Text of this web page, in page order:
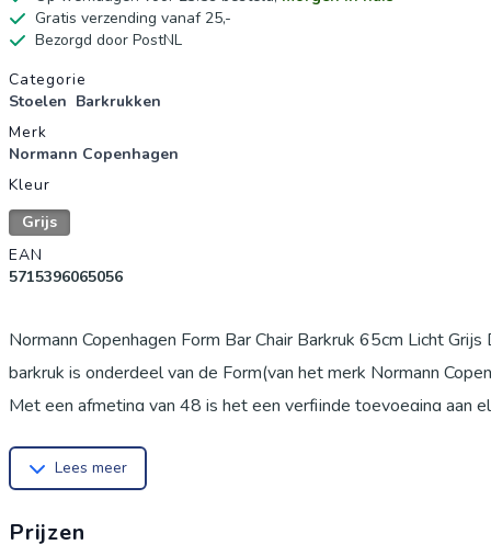
Gratis verzending vanaf 25,-
Bezorgd door PostNL
Productgegevens
Categorie
Stoelen Barkrukken
Merk
Normann Copenhagen
Kleur
Grijs
EAN
5715396065056
Normann Copenhagen Form Bar Chair Barkruk 65cm Licht Grijs
barkruk is onderdeel van de Form(van het merk Normann
Met een afmeting van 48 is het een verfijnde toevoeging aan
woonstijl Modern.
Stevig gemaakt van PP (kunststof)
Lees meer
Prijzen